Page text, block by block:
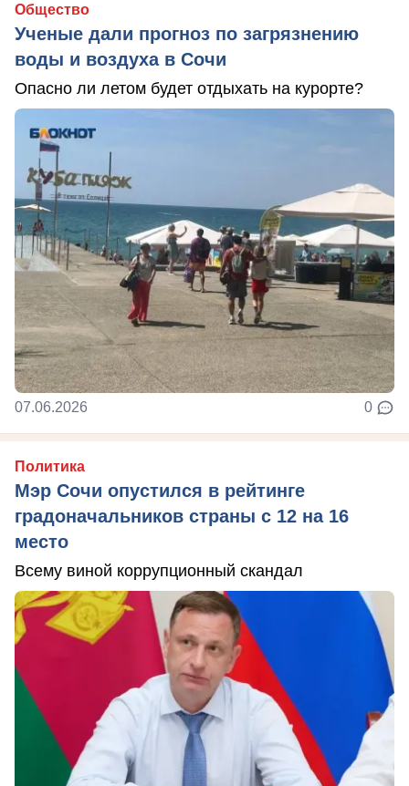
Общество
Ученые дали прогноз по загрязнению
воды и воздуха в Сочи
Опасно ли летом будет отдыхать на курорте?
07.06.2026 0
Политика
Мэр Сочи опустился в рейтинге
градоначальников страны с 12 на 16
место
Всему виной коррупционный скандал